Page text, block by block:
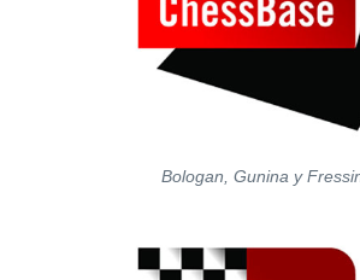
Bologan, Gunina y